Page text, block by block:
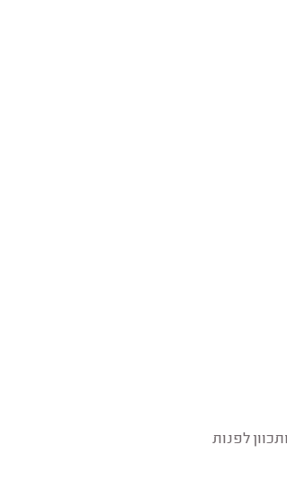
מתכוון לפנות